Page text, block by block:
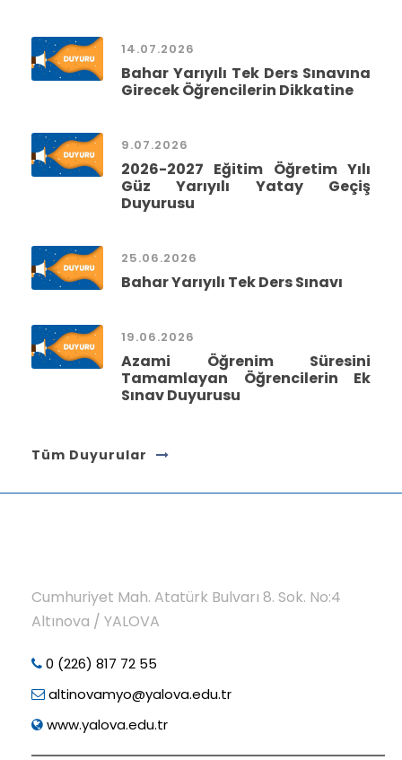
14.07.2026
Bahar Yarıyılı Tek Ders Sınavına
Girecek Öğrencilerin Dikkatine
9.07.2026
2026-2027 Eğitim Öğretim Yılı
Güz Yarıyılı Yatay Geçiş
Duyurusu
25.06.2026
Bahar Yarıyılı Tek Ders Sınavı
19.06.2026
Azami Öğrenim Süresini
Tamamlayan Öğrencilerin Ek
Sınav Duyurusu
Tüm Duyurular
Cumhuriyet Mah. Atatürk Bulvarı 8. Sok. No:4
Altınova / YALOVA
0 (226) 817 72 55
altinovamyo@yalova.edu.tr
www.yalova.edu.tr